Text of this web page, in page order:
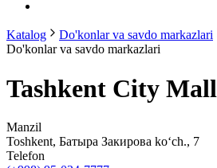
Katalog Do'konlar va savdo markazlari
Do'konlar va savdo markazlari
Tashkent City Mall
Manzil
Toshkent, Батыра Закирова ko‘ch., 7
Telefon